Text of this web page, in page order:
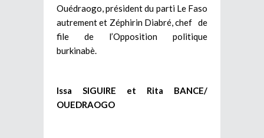
Ouédraogo, président du parti Le Faso
autrement et Zéphirin Diabré, chef de
file de l’Opposition politique
burkinabè.
Issa SIGUIRE et Rita BANCE/
OUEDRAOGO